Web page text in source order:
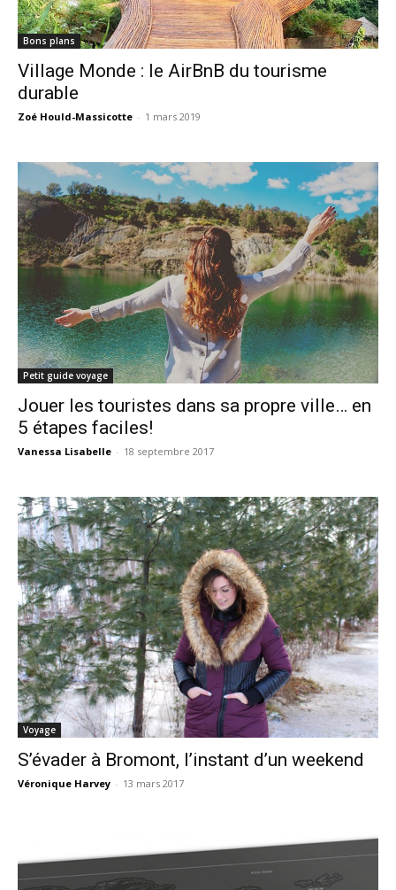
Bons plans
Village Monde : le AirBnB du tourisme
durable
Zoé Hould-Massicotte - 1 mars 2019
Petit guide voyage
Jouer les touristes dans sa propre ville… en
5 étapes faciles!
Vanessa Lisabelle - 18 septembre 2017
Voyage
S’évader à Bromont, l’instant d’un weekend
Véronique Harvey - 13 mars 2017